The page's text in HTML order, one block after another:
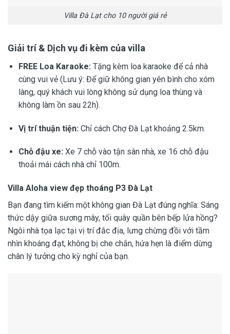
Villa Đà Lạt cho 10 người giá rẻ
Giải trí & Dịch vụ đi kèm của villa
FREE Loa Karaoke: Tặng kèm loa karaoke để cả nhà
cùng vui vẻ (Lưu ý: Để giữ không gian yên bình cho xóm
làng, quý khách vui lòng không sử dụng loa thùng và
không làm ồn sau 22h).
Vị trí thuận tiện: Chỉ cách Chợ Đà Lạt khoảng 2.5km.
Chỗ đậu xe: Xe 7 chỗ vào tận sân nhà, xe 16 chỗ đậu
thoải mái cách nhà chỉ 100m.
Villa Aloha view đẹp thoáng P3 Đà Lạt
Bạn đang tìm kiếm một không gian Đà Lạt đúng nghĩa: Sáng
thức dậy giữa sương mây, tối quây quần bên bếp lửa hồng?
Ngôi nhà tọa lạc tại vị trí đắc địa, lưng chừng đồi với tầm
nhìn khoáng đạt, không bị che chắn, hứa hẹn là điểm dừng
chân lý tưởng cho kỳ nghỉ của bạn.